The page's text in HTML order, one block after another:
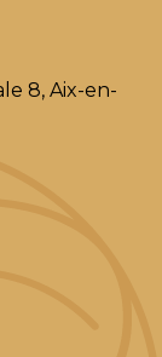
8, Aix-en-